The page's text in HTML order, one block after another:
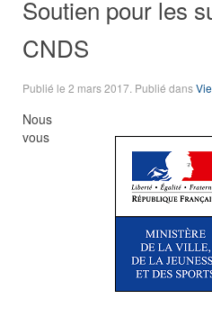
Soutien pour les
CNDS
Publié le 2 mars 2017 . Publié dans
Nous
vous